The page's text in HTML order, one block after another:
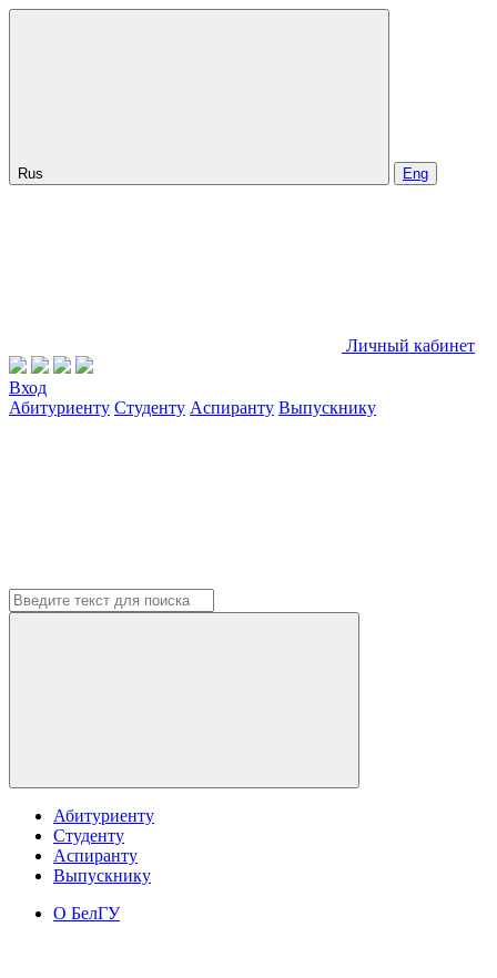
Rus Eng
Личный кабинет
Вход
Абитуриенту Студенту Аспиранту Выпускнику
Абитуриенту
Студенту
Аспиранту
Выпускнику
О БелГУ